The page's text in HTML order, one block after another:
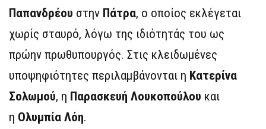
Παπανδρέου στην Πάτρα, ο οποίος εκλέγεται
χωρίς σταυρό, λόγω της ιδιότητάς του ως
πρώην πρωθυπουργός. Στις κλειδωμένες
υποψηφιότητες περιλαμβάνονται η Κατερίνα
Σολωμού, η Παρασκευή Λουκοπούλου και
η Ολυμπία Λόη.